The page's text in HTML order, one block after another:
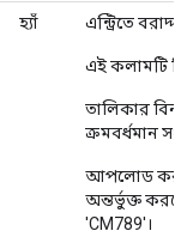
হ্যাঁ এন্ট্রিতে
এই কলামটি
তালিকার
ক্রমবর্ধমান
আপলোড করার
অন্তর্ভুক্ত
'CM789'।